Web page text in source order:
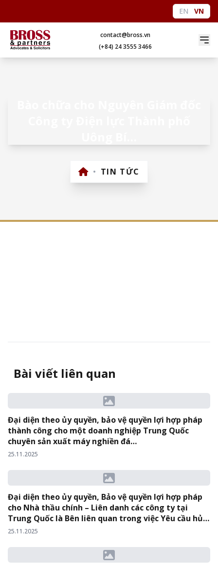
EN VN
contact@bross.vn
(+84) 24 3555 3466
• TIN TỨC
Bài viết liên quan
Đại diện theo ủy quyền, bảo vệ quyền lợi hợp pháp
thành công cho một doanh nghiệp Trung Quốc
chuyên sản xuất máy nghiền đá…
25.11.2025
Đại diện theo ủy quyền, Bảo vệ quyền lợi hợp pháp
cho Nhà thầu chính – Liên danh các công ty tại
Trung Quốc là Bên liên quan trong việc Yêu cầu hủy
phán quyết trọng tài…
25.11.2025